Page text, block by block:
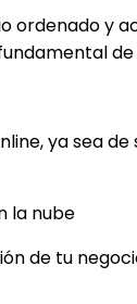
ordenado y
de
ya sea de
la nube
de tu